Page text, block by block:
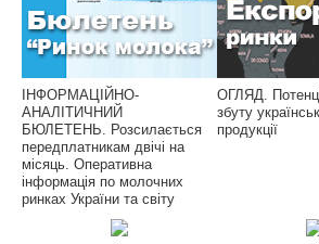
ІНФОРМАЦІЙНО-
АНАЛІТИЧНИЙ
БЮЛЕТЕНЬ. Розсилається
передплатникам двічі на
місяць. Оперативна
інформація по молочних
ринках України та світу
ОГЛЯД.
збуту
продукції